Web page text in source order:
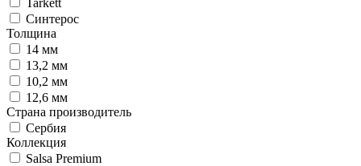
Синтерос
Толщина
14 мм
13,2 мм
10,2 мм
12,6 мм
Страна производитель
Сербия
Коллекция
Salsa Premium